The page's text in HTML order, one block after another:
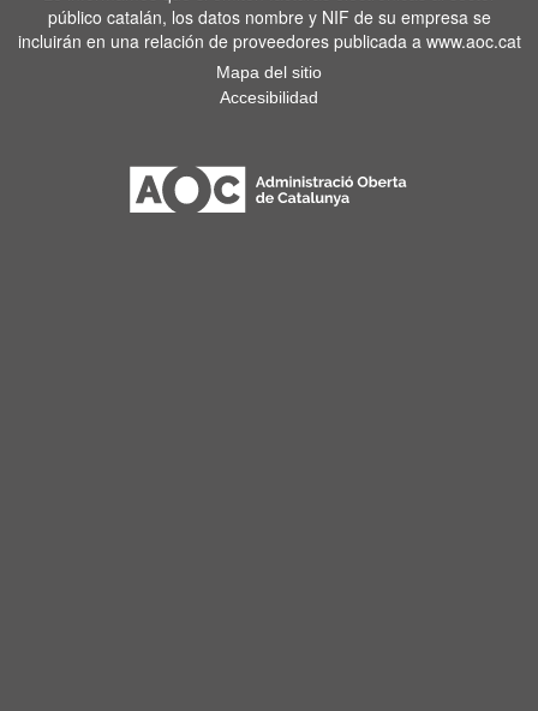
público catalán, los datos nombre y NIF de su empresa se
incluirán en una relación de proveedores publicada a www.aoc.cat
Mapa del sitio
Accesibilidad